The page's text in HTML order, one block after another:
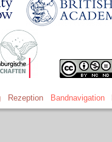
Rezeption Bandnavigation